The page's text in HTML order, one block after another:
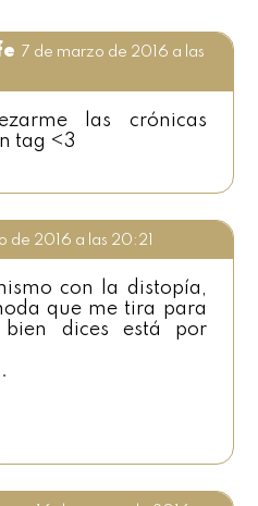
7 de marzo de 2016 a las
las crónicas
tag <3
de 2016 a las 20:21
con la distopía,
que me tira para
dices está por